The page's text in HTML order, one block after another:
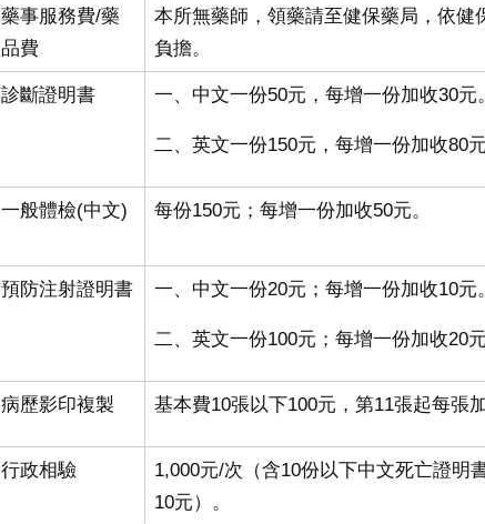
藥事服務費/藥
品費
本所無藥師，領藥請至健保藥局，依健
負擔。
診斷證明書 一、中文一份50元，每增一份加收30元
二、英文一份150元，每增一份加收80元
一般體檢(中文) 每份150元；每增一份加收50元。
預防注射證明書 一、中文一份20元；每增一份加收10元
二、英文一份100元；每增一份加收20元
病歷影印複製 基本費10張以下100元，第11張起每張加
行政相驗
1,000元/次（含10份以下中文死亡證明
10元）。